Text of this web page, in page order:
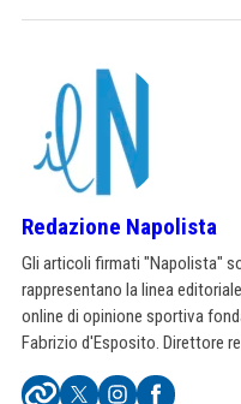
Redazione Napolista
Gli articoli firmati "Napolista"
rappresentano la linea
online di opinione sportiva
Fabrizio d'Esposito. Direttore